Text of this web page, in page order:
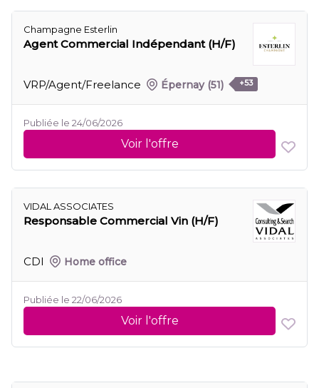
Champagne Esterlin
Agent Commercial Indépendant (H/F)
VRP/Agent/Freelance Épernay (51) +53
Publiée le 24/06/2026
Voir l'offre
VIDAL ASSOCIATES
Responsable Commercial Vin (H/F)
CDI Home office
Publiée le 22/06/2026
Voir l'offre